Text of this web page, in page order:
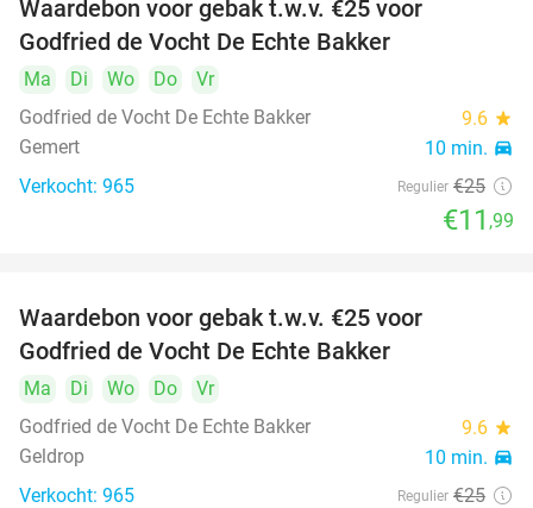
Waardebon voor gebak t.w.v. €25 voor
Godfried de Vocht De Echte Bakker
Ma Di Wo Do
Vr
Godfried de Vocht De Echte Bakker
9.6 star
Gemert 10 min. directions_car
Verkocht: 965 Regulier €25
€11 ,99
Waardebon voor gebak t.w.v. €25 voor
Godfried de Vocht De Echte Bakker
Ma Di Wo Do
Vr
Godfried de Vocht De Echte Bakker
9.6 star
Geldrop 10 min. directions_car
Verkocht: 965 Regulier €25